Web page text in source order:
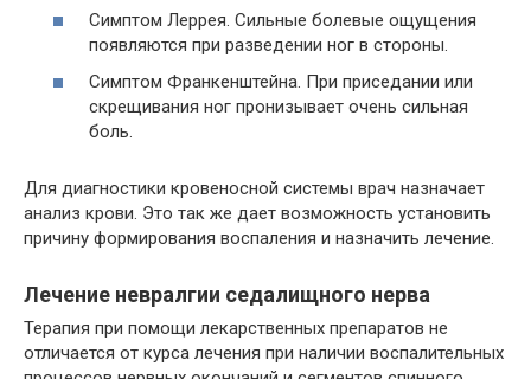
Симптом Леррея. Сильные болевые ощущения
появляются при разведении ног в стороны.
Симптом Франкенштейна. При приседании или
скрещивания ног пронизывает очень сильная
боль.
Для диагностики кровеносной системы врач назначает
анализ крови. Это так же дает возможность установить
причину формирования воспаления и назначить лечение.
Лечение невралгии седалищного нерва
Терапия при помощи лекарственных препаратов не
отличается от курса лечения при наличии воспалительных